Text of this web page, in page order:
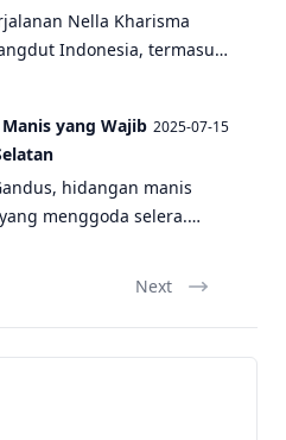
Nella Kharisma
Indonesia, termasuk
melalui masakan
yang Wajib 2025-07-15
hidangan manis
menggoda selera.
Next